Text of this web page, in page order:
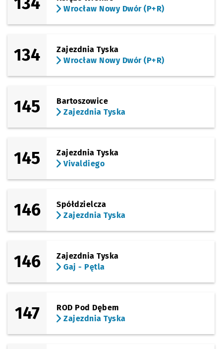
Wrocław Nowy Dwór (P+R)
134
Zajezdnia Tyska
Wrocław Nowy Dwór (P+R)
145
Bartoszowice
Zajezdnia Tyska
145
Zajezdnia Tyska
Vivaldiego
146
Spółdzielcza
Zajezdnia Tyska
146
Zajezdnia Tyska
Gaj - Pętla
147
ROD Pod Dębem
Zajezdnia Tyska